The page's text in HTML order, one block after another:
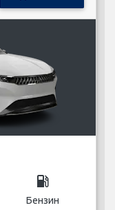
local_gas_station
Бензин